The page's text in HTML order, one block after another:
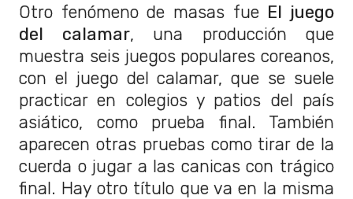
Otro fenómeno de masas fue El juego
del calamar, una producción que
muestra seis juegos populares coreanos,
con el juego del calamar, que se suele
practicar en colegios y patios del país
asiático, como prueba final. También
aparecen otras pruebas como tirar de la
cuerda o jugar a las canicas con trágico
final. Hay otro título que va en la misma